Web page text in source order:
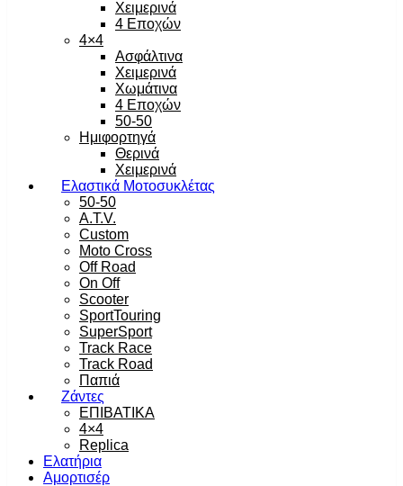
Χειμερινά
4 Εποχών
4×4
Ασφάλτινα
Χειμερινά
Χωμάτινα
4 Εποχών
50-50
Ημιφορτηγά
Θερινά
Χειμερινά
Ελαστικά Μοτοσυκλέτας
50-50
A.T.V.
Custom
Moto Cross
Off Road
On Off
Scooter
SportTouring
SuperSport
Track Race
Track Road
Παπιά
Ζάντες
ΕΠΙΒΑΤΙΚΑ
4×4
Replica
Ελατήρια
Αμορτισέρ